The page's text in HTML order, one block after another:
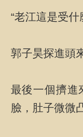
“老江這是受什
郭子昊探進頭
最後一個擠進
臉，肚子微微